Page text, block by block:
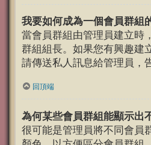
我要如何成為一個會員群組
當會員群組由管理員建立時
群組組長。如果您有興趣建
請傳送私人訊息給管理員，
回頂端
為何某些會員群組能顯示出
很可能是管理員將不同會員